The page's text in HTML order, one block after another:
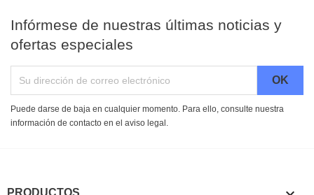
Infórmese de nuestras últimas noticias y
ofertas especiales
Puede darse de baja en cualquier momento. Para ello, consulte nuestra
información de contacto en el aviso legal.
PRODUCTOS